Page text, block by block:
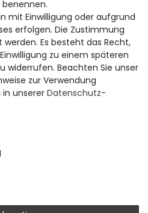
Lieferung
& Umtausch
GmbH 2026 | Alle Rechte
benennen.
mit Einwilligung oder aufgrund
erfolgen. Die Zustimmung
Es besteht das Recht,
zu einem späteren
widerrufen. Beachten Sie unser
zur Verwendung
unserer Daten­schutz­